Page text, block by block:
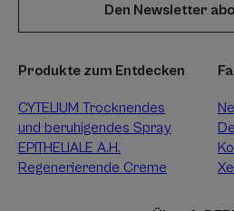
Den Newsletter
Produkte zum Entdecken
CYTELIUM Trocknendes
und beruhigendes Spray
EPITHELIALE A.H.
Regenerierende Creme